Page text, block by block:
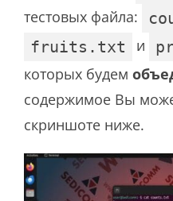
тестовых файла:
fruits.txt
и
которых будем
содержимое Вы
скриншоте ниже.